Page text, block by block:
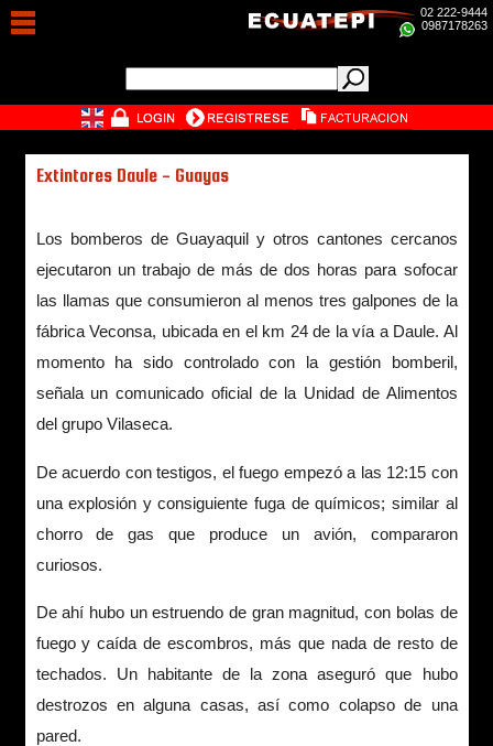
02 222-9444
0987178263
Extintores Daule - Guayas
Los bomberos de Guayaquil y otros cantones cercanos
ejecutaron un trabajo de más de dos horas para sofocar
las llamas que consumieron al menos tres galpones de la
fábrica Veconsa, ubicada en el km 24 de la vía a Daule. Al
momento ha sido controlado con la gestión bomberil,
señala un comunicado oficial de la Unidad de Alimentos
del grupo Vilaseca.
De acuerdo con testigos, el fuego empezó a las 12:15 con
una explosión y consiguiente fuga de químicos; similar al
chorro de gas que produce un avión, compararon
curiosos.
De ahí hubo un estruendo de gran magnitud, con bolas de
fuego y caída de escombros, más que nada de resto de
techados. Un habitante de la zona aseguró que hubo
destrozos en alguna casas, así como colapso de una
pared.